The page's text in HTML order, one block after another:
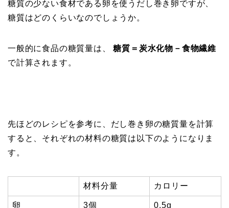
糖質の少ない食材である卵を使うだし巻き卵ですが、
糖質はどのくらいなのでしょうか。
一般的に食品の糖質量は、
糖質＝炭水化物－食物繊維
で計算されます。
先ほどのレシピを参考に、だし巻き卵の糖質量を計算
すると、それぞれの材料の糖質は以下のようになりま
す。
材料分量 カロリー
卵 3個 0.5g